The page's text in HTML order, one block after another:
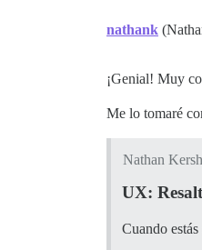
nathank
¡Genial! Muy
Me lo tomaré
Nathan
UX:
Cuando